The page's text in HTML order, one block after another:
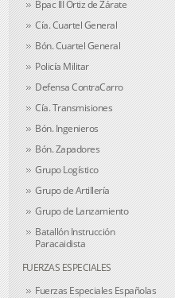
Bpac III Ortiz de Zárate
Cía. Cuartel General
Bón. Cuartel General
Policía Militar
Defensa ContraCarro
Cía. Transmisiones
Bón. Ingenieros
Bón. Zapadores
Grupo Logístico
Grupo de Artillería
Grupo de Lanzamiento
Batallón Instrucción
Paracaidista
FUERZAS ESPECIALES
Fuerzas Especiales Españolas